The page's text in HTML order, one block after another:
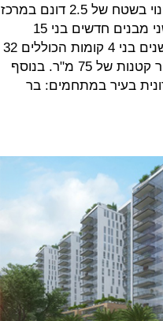
ברחוב הרימון. התוכנית של חברת מצלאווי היא לפינוי בינוי בשטח של 2.5 דונם במרכז
העיר ברחוב הרימון דרומית לקניון, תאפשר הקמה של שני מבנים חדשים בני 15
קומות בהם 100 יחידות דיור, במקום שני מבני מגורים ישנים בני 4 קומות הכוללים 32
יחידות דיור. מתוך כלל יחידות הדיור, 20% יוקצו עבור דיור קטנות של 75 מ"ר. בנוסף
בעיר במתחמים: בר